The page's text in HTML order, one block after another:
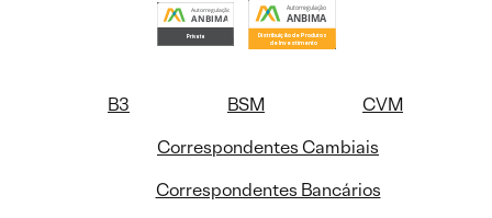
B3 BSM
CVM
Correspondentes Cambiais
Correspondentes Bancários